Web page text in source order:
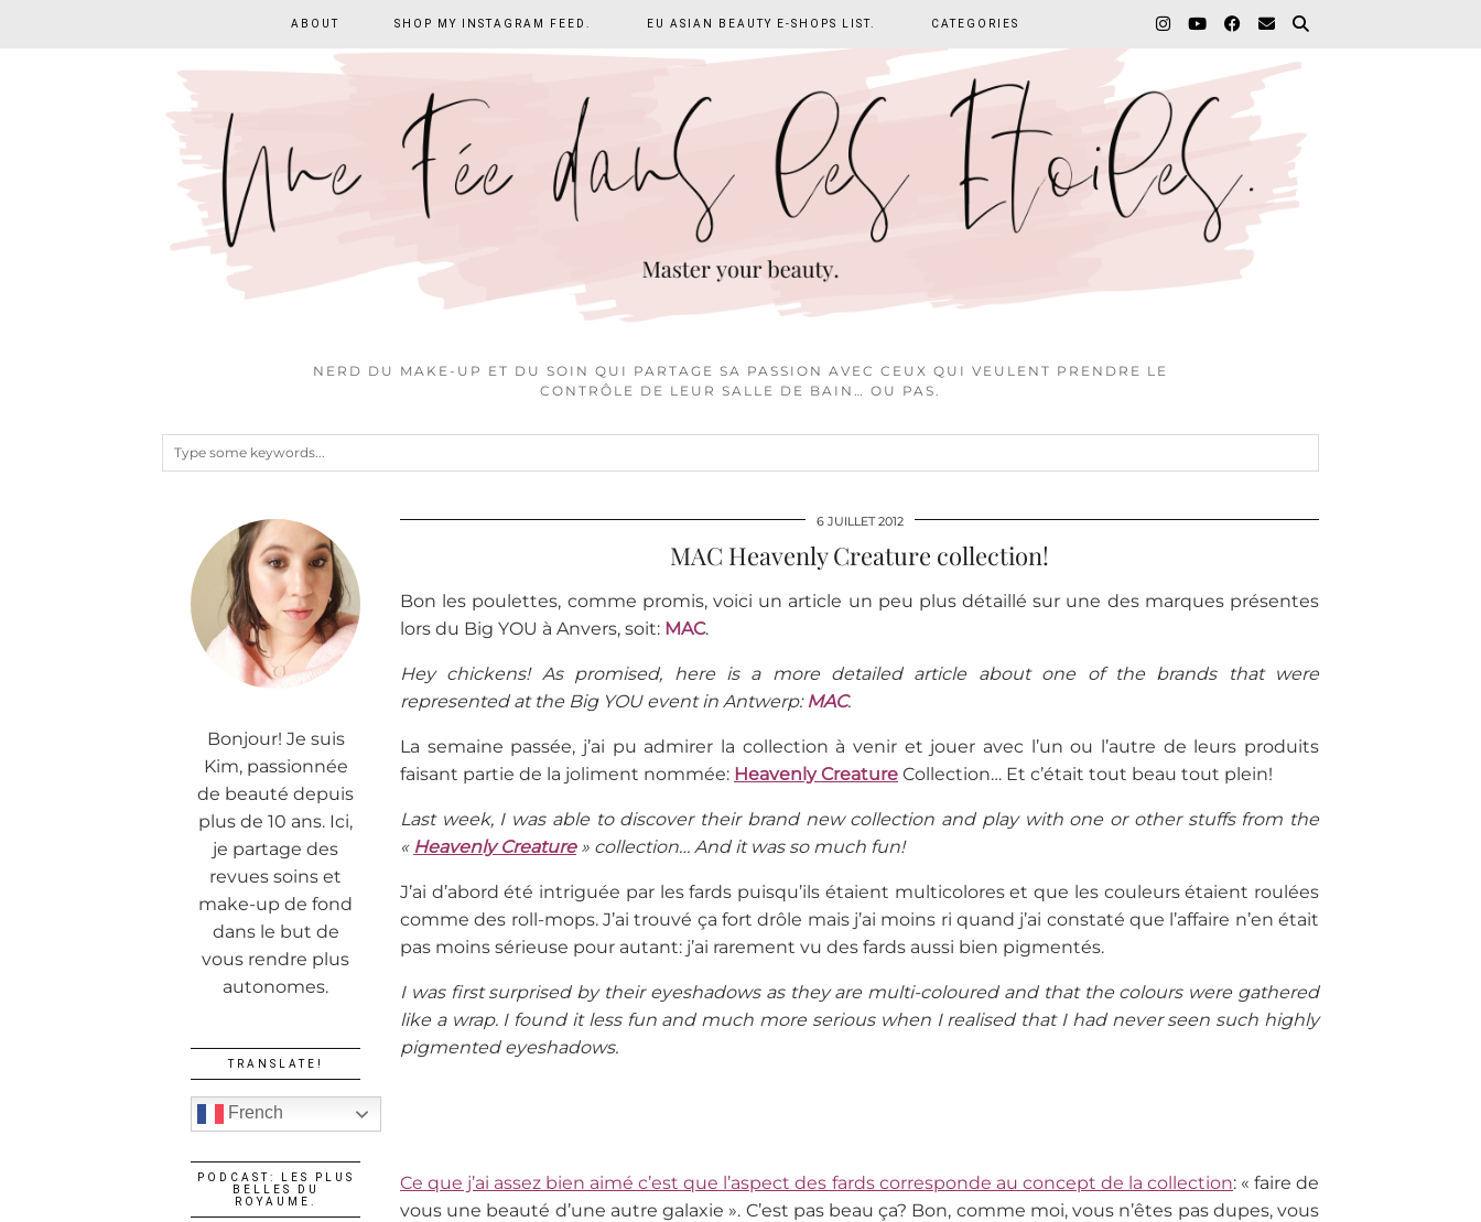
NERD DU MAKE-UP ET DU SOIN QUI PARTAGE SA PASSION AVEC CEUX QUI VEULENT PRENDRE LE
CONTRÔLE DE LEUR SALLE DE BAIN… OU PAS.
ABOUT SHOP MY INSTAGRAM FEED. EU ASIAN BEAUTY E-SHOPS LIST. CATEGORIES
6 JUILLET 2012
MAC Heavenly Creature collection!
Bon les poulettes, comme promis, voici un article un peu plus détaillé sur une des marques présentes
lors du Big YOU à Anvers, soit: MAC.
Hey chickens! As promised, here is a more detailed article about one of the brands that were
represented at the Big YOU event in Antwerp: MAC.
La semaine passée, j’ai pu admirer la collection à venir et jouer avec l’un ou l’autre de leurs produits
faisant partie de la joliment nommée: Heavenly Creature Collection… Et c’était tout beau tout plein!
Last week, I was able to discover their brand new collection and play with one or other stuffs from the
« Heavenly Creature» collection… And it was so much fun!
J’ai d’abord été intriguée par les fards puisqu’ils étaient multicolores et que les couleurs étaient roulées
comme des roll-mops. J’ai trouvé ça fort drôle mais j’ai moins ri quand j’ai constaté que l’affaire n’en était
pas moins sérieuse pour autant: j’ai rarement vu des fards aussi bien pigmentés.
I was first surprised by their eyeshadows as they are multi-coloured and that the colours were gathered
like a wrap. I found it less fun and much more serious when I realised that I had never seen such highly
pigmented eyeshadows.
Ce que j’ai assez bien aimé c’est que l’aspect des fards corresponde au concept de la collection: « faire de
vous une beauté d’une autre galaxie ». C’est pas beau ça? Bon, comme moi, vous n’êtes pas dupes, vous
Bonjour! Je suis
Kim, passionnée
de beauté depuis
plus de 10 ans. Ici,
je partage des
revues soins et
make-up de fond
dans le but de
vous rendre plus
autonomes.
TRANSLATE!
French
PODCAST: LES PLUS
BELLES DU
ROYAUME.